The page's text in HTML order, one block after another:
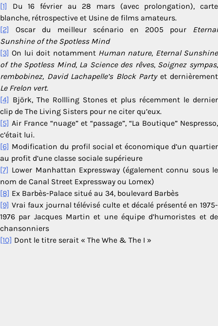
[1]
Du 16 février au 28 mars (avec prolongation), carte
blanche, rétrospective et Usine de films amateurs.
[2]
Oscar du meilleur scénario en 2005 pour Eternal
Sunshine of the Spotless Mind
[3] On lui doit notamment Human nature, Eternal Sunshine
of the Spotless Mind, La Science des rêves, Soignez sympas,
rembobinez, David Lachapelle’s Block Partyet dernièrement
Le Frelon vert.
[4] Björk, The Rollling Stones et plus récemment le dernier
clip de The Living Sisters pour ne citer qu’eux.
[5] Air France “nuage” et “passage”, “La Boutique” Nespresso,
c’était lui.
[6] Modification du profil social et économique d’un quartier
au profit d’une classe sociale supérieure
[7] Lower Manhattan Expressway (également connu sous le
nom de Canal Street Expressway ou Lomex)
[8] Ex Barbès-Palace situé au 34, boulevard Barbès
[9] Vrai faux journal télévisé culte et décalé présenté en 1975-
1976 par Jacques Martin et une équipe d’humoristes et de
chansonniers
[10] Dont le titre serait « The Whe & The I »